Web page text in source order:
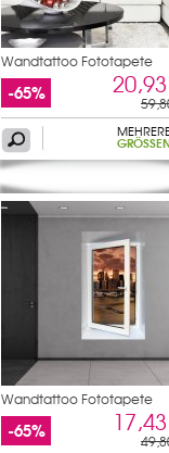
Wandtattoo Fototapete
Fenster
-65%
GRÖSSEN
Wandtattoo Fototapete
Fenster
-65%